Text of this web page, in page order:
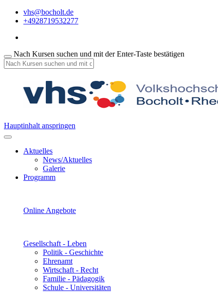
vhs@bocholt.de
+4928719532277
Nach Kursen suchen und mit der Enter-Taste bestätigen
Hauptinhalt anspringen
Aktuelles
News/Aktuelles
Galerie
Programm
Online Angebote
Gesellschaft - Leben
Politik - Geschichte
Ehrenamt
Wirtschaft - Recht
Familie - Pädagogik
Schule - Universitäten